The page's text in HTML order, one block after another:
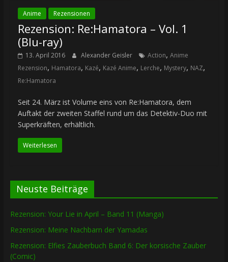
Anime Rezensionen
Rezension: Re:Hamatora – Vol. 1
(Blu-ray)
13. April 2016 Alexander Geisler Action, Anime
Rezension, Hamatora, Kazé, Kazé Anime, Lerche, Mystery, NAZ,
Re:Hamatora
Seit 24. März ist Volume eins von Re:Hamatora, dem
Auftakt der zweiten Staffel rund um das Detektiv-Duo mit
Superkräften, erhältlich.
Weiterlesen
Neuste Beiträge
Rezension: Your Lie in April – Band 11 (Manga)
Rezension: Meine Nachbarn der Yamadas
Rezension: Elfies Zauberbuch Band 6: Der korsische Zauber
(Comic)